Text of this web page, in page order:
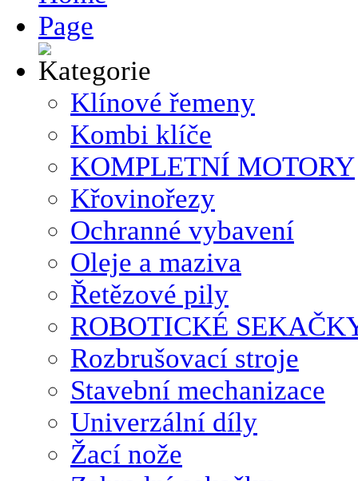
Klínové řemeny
Kombi klíče
KOMPLETNÍ MOTORY
Křovinořezy
Ochranné vybavení
Oleje a maziva
Řetězové pily
ROBOTICKÉ
Rozbrušovací stroje
Stavební mechanizace
Univerzální díly
Žací nože